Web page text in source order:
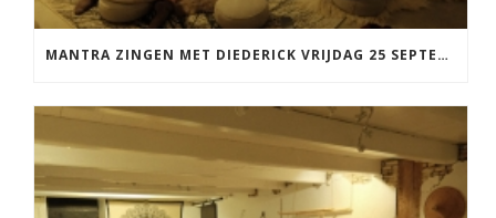
MANTRA ZINGEN MET DIEDERICK VRIJDAG 25 SEPTEMBER EN 20 NOVEMBER